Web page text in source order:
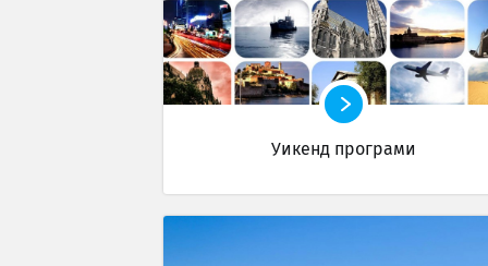
Уикенд програми